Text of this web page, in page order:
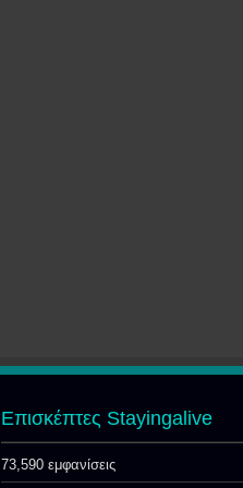
Επισκέπτες Stayingalive
73,590 εμφανίσεις